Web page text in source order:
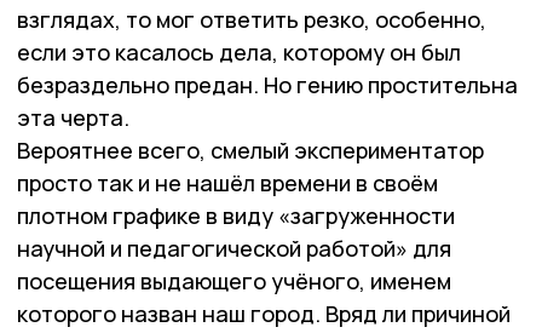
взглядах, то мог ответить резко, особенно,
если это касалось дела, которому он был
безраздельно предан. Но гению простительна
эта черта.
Вероятнее всего, смелый экспериментатор
просто так и не нашёл времени в своём
плотном графике в виду «загруженности
научной и педагогической работой» для
посещения выдающего учёного, именем
которого назван наш город. Вряд ли причиной